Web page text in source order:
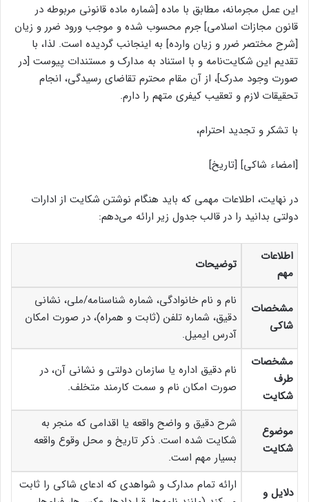
این عمل مجرمانه، مطابق با ماده [شماره ماده قانونی مربوطه در
قانون مجازات اسلامی] جرم محسوب شده و موجب ورود ضرر و زیان
[شرح مختصر ضرر و زیان وارده] به اینجانب گردیده است. لذا، با
تقدیم این شکایت‌نامه و با استناد به مدارک و مستندات پیوست [در
صورت وجود مدرک]، از آن مقام محترم تقاضای رسیدگی، انجام
تحقیقات لازم و تعقیب کیفری متهم را دارم.
با تشکر و تجدید احترام،
[امضاء شاکی] [تاریخ]
در نهایت، اطلاعات مهمی که باید هنگام نوشتن شکایت از ادارات
دولتی بدانید را در قالب جدول زیر ارائه می‌دهم:
اطلاعات
مهم
توضیحات
مشخصات
شاکی
نام و نام خانوادگی، شماره شناسنامه/ملی، نشانی
دقیق، شماره تلفن (ثابت و همراه)، در صورت امکان
آدرس ایمیل.
مشخصات
طرف
شکایت
نام دقیق اداره یا سازمان دولتی و نشانی آن، در
صورت امکان نام و سمت کارمند متخلف.
موضوع
شکایت
شرح دقیق و واضح واقعه یا اقدامی که منجر به
شکایت شده است. ذکر تاریخ و محل وقوع واقعه
بسیار مهم است.
دلایل و
ارائه تمام مدارک و شواهدی که ادعای شاکی را ثابت